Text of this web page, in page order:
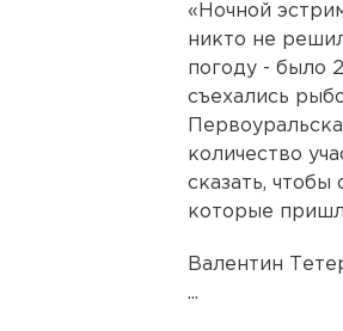
«Ночной
никто не
погоду - было
съехались
количество
сказать, чтобы
которые
Валентин
...